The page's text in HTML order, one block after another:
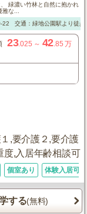
緑濃い竹林と自然に抱かれ
雅な...
22 交通：緑地公園駅より徒歩
23.025 ～ 42.85 万
,要介護２,要介護
度,入居年齢相談可
個室あり 体験入居可
する(無料)